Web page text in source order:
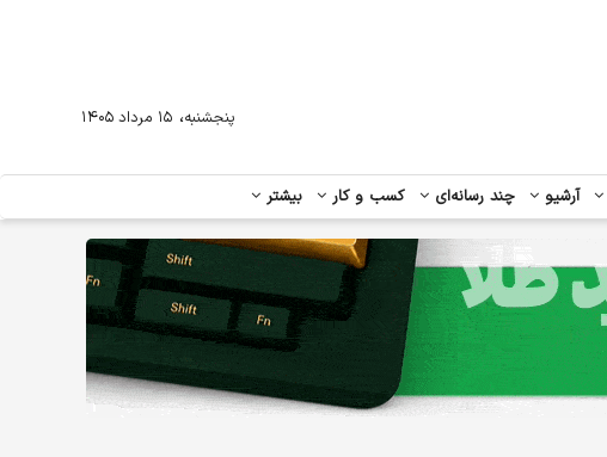
آرشیو چند رسانه‌ای کسب و کار بیشتر
پنجشنبه، ۱۵ مرداد ۱۴۰۵